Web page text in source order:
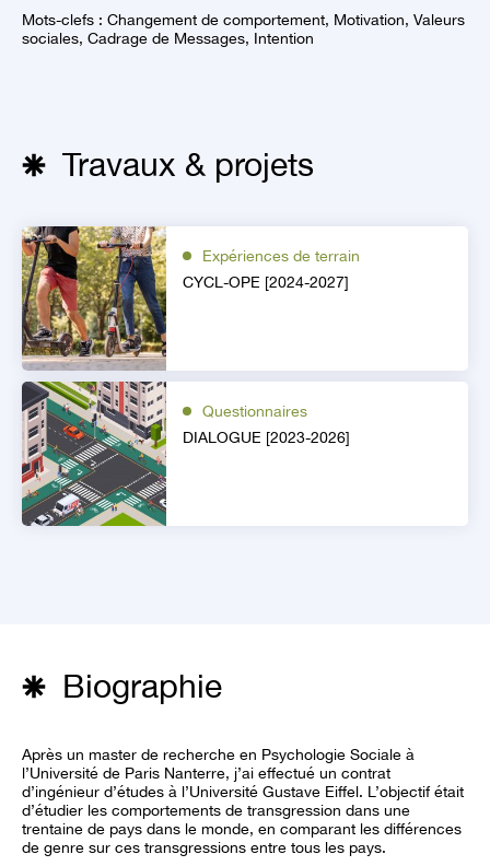
Mots-clefs : Changement de comportement, Motivation, Valeurs
sociales, Cadrage de Messages, Intention
Travaux & projets
Expériences de terrain
CYCL-OPE [2024-2027]
Questionnaires
DIALOGUE [2023-2026]
Biographie
Après un master de recherche en Psychologie Sociale à
l’Université de Paris Nanterre, j’ai effectué un contrat
d’ingénieur d’études à l’Université Gustave Eiffel. L’objectif était
d’étudier les comportements de transgression dans une
trentaine de pays dans le monde, en comparant les différences
de genre sur ces transgressions entre tous les pays.